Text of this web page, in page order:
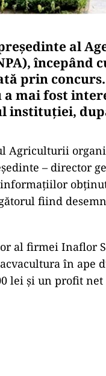
al
începând
prin
mai fost
instituției,
Agriculturii
– director
fiind
al firmei Inaflor
în ape
lei și un profit net